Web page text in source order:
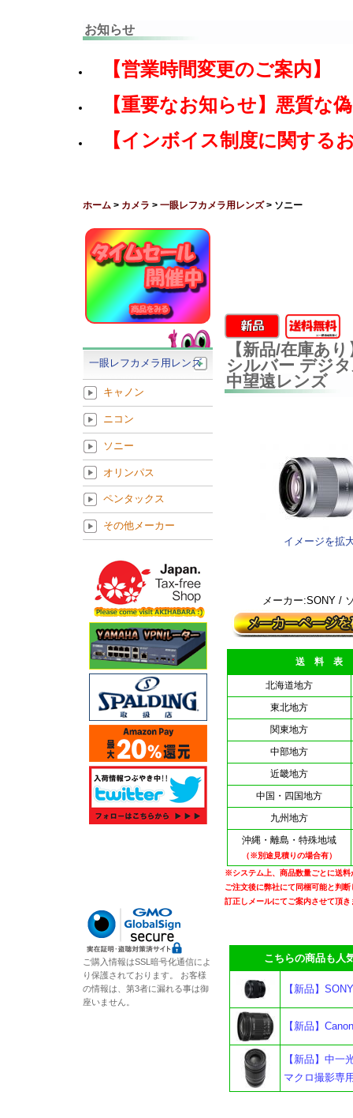
お知らせ
【営業時間変更のご案内】
【重要なお知らせ】悪質な
【インボイス制度に関する
ホーム > カメラ > 一眼レフカメラ用レンズ> ソニー
【新品/在庫あ
シルバー デジ
中望遠レンズ
イメージを拡
メーカー:SONY /
送 料 表
北海道地方
東北地方
関東地方
中部地方
近畿地方
中国・四国地方
九州地方
沖縄・離島・特殊地域
（※別途見積りの場合有）
※システム上、商品数量ごとに送料
ご注文後に弊社にて同梱可能と判
訂正しメールにてご案内させて頂き
こちらの商品も人気
【新品】
【新品】
【新品】中
マクロ撮影専
一眼レフカメラ用レンズ
キャノン
ニコン
ソニー
オリンパス
ペンタックス
その他メーカー
ご購入情報はSSL暗号化通信によ
り保護されております。 お客様
の情報は、第3者に漏れる事は御
座いません。